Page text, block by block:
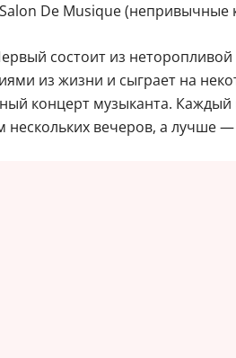
De Musique
состоит из
из жизни и сыграет на
концерт музыканта.
вечеров, а лучше —